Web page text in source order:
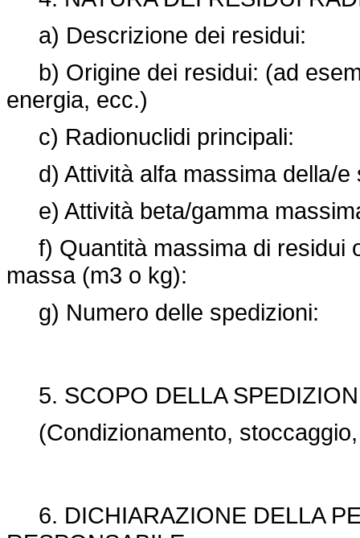
a) Descrizione dei residui:
b) Origine dei residui: (ad
energia, ecc.)
c) Radionuclidi principali:
d) Attività alfa massima della/e
e) Attività beta/gamma
f) Quantità massima di residui
massa (m3 o kg):
g) Numero delle spedizioni:
5. SCOPO DELLA
(Condizionamento,
6. DICHIARAZIONE DELLA